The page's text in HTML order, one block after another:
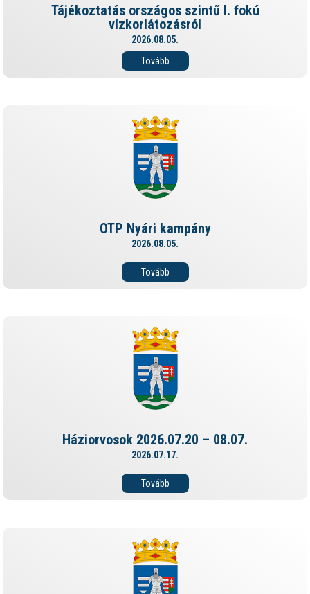
Tájékoztatás országos szintű I. fokú
vízkorlátozásról
2026.08.05.
Tovább
OTP Nyári kampány
2026.08.05.
Tovább
Háziorvosok 2026.07.20 – 08.07.
2026.07.17.
Tovább